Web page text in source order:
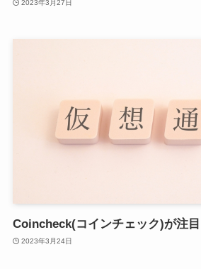
2023年3月27日
Coincheck(コインチェック)が注
2023年3月24日